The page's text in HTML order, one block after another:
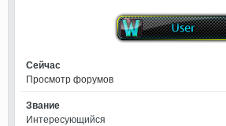
Сейчас
Просмотр форумов
Звание
Интересующийся